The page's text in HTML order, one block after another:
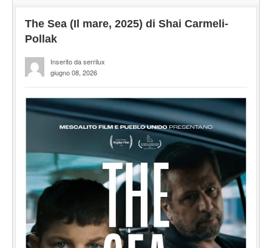
The Sea (Il mare, 2025) di Shai Carmeli-
Pollak
Inserito da serrilux
giugno 08, 2026